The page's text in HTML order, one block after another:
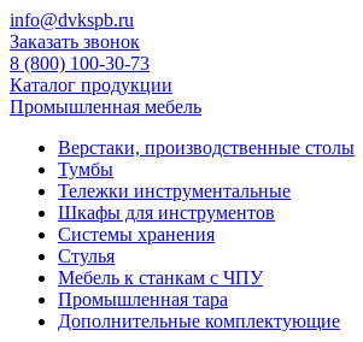
info@dvkspb.ru
Заказать звонок
8 (800) 100-30-73
Каталог продукции
Промышленная мебель
Верстаки, производственные столы
Тумбы
Тележки инструментальные
Шкафы для инструментов
Системы хранения
Стулья
Мебель к станкам с ЧПУ
Промышленная тара
Дополнительные комплектующие